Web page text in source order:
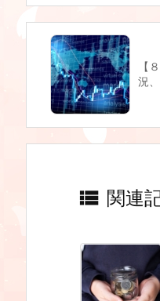
【
況
 関連